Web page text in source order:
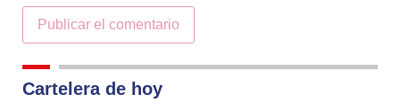
Alternative:
Cartelera de hoy